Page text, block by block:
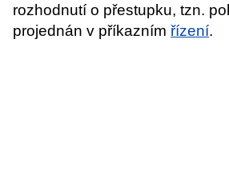
rozhodnutí o přestupku, tzn.
projednán v příkaznímřízení.